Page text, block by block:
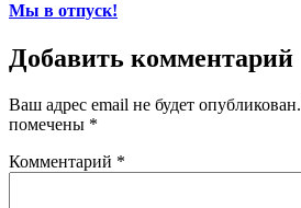
Мы в отпуск!
Добавить комментарий
Ваш адрес email не будет опубликован.
помечены *
Комментарий *